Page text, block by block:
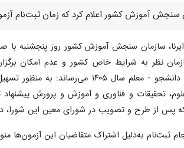
کشور اعلام کرد که زمان ثبت‌نام آزمون سراسری و دانشجو - معلم
آزمون‌های سراسری و دانشجو -
تحقیقات و فناوری و آموزش و پرورش
که پس از طرح و تصویب در شورای معین این شورا،
ثبت‌نام به‌دلیل اشتراک متقاضیان این